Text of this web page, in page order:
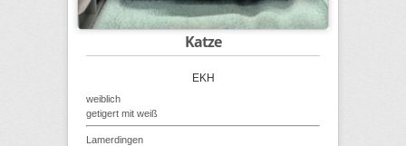
Katze
EKH
weiblich
getigert mit weiß
Lamerdingen